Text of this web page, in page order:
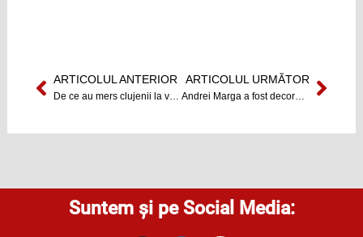
Prev
ARTICOLUL ANTERIOR
De ce au mers clujenii la vot ?
ARTICOLUL URMĂTOR
Andrei Marga a fost decorat cu Ordin de Merit din partea Republicii Italiene Next
Suntem și pe Social Media: